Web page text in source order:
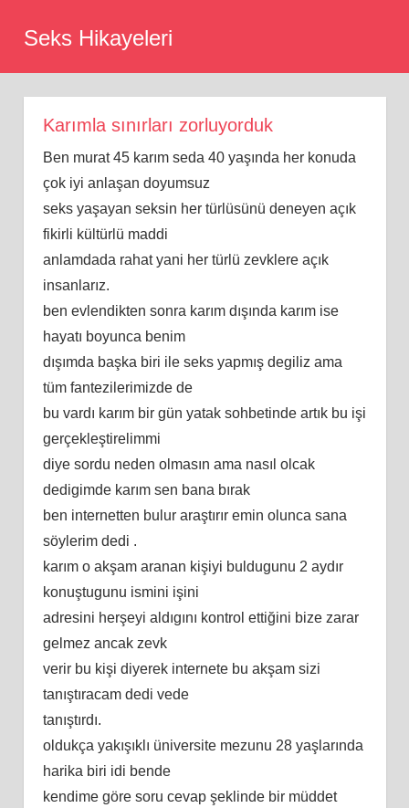
Seks Hikayeleri
Karımla sınırları zorluyorduk
Ben murat 45 karım seda 40 yaşında her konuda
çok iyi anlaşan doyumsuz
seks yaşayan seksin her türlüsünü deneyen açık
fikirli kültürlü maddi
anlamdada rahat yani her türlü zevklere açık
insanlarız.
ben evlendikten sonra karım dışında karım ise
hayatı boyunca benim
dışımda başka biri ile seks yapmış degiliz ama
tüm fantezilerimizde de
bu vardı karım bir gün yatak sohbetinde artık bu işi
gerçekleştirelimmi
diye sordu neden olmasın ama nasıl olcak
dedigimde karım sen bana bırak
ben internetten bulur araştırır emin olunca sana
söylerim dedi .
karım o akşam aranan kişiyi buldugunu 2 aydır
konuştugunu ismini işini
adresini herşeyi aldıgını kontrol ettiğini bize zarar
gelmez ancak zevk
verir bu kişi diyerek internete bu akşam sizi
tanıştıracam dedi vede
tanıştırdı.
oldukça yakışıklı üniversite mezunu 28 yaşlarında
harika biri idi bende
kendime göre soru cevap şeklinde bir müddet